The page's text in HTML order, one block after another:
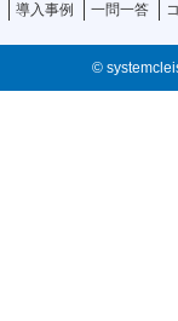
導入事例 一問一答
©